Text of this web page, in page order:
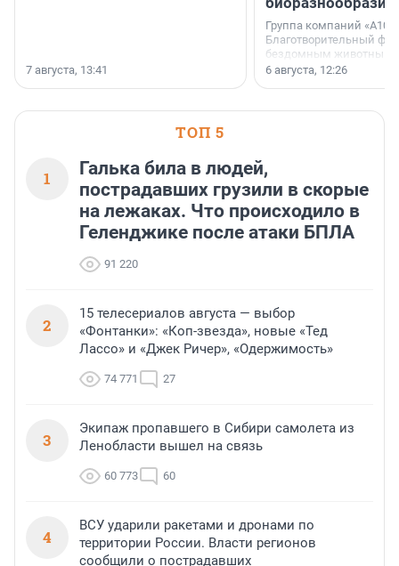
7 августа, 13:41
Группа компаний
Благотворительный
бездомным животным
заключили соглашение
6 августа, 12:26
ТОП 5
1
Галька била в людей,
пострадавших грузили в скорые
на лежаках. Что происходило в
Геленджике после атаки БПЛА
91 220
2
15 телесериалов августа — выбор
«Фонтанки»: «Коп-звезда», новые «Тед
Лассо» и «Джек Ричер», «Одержимость»
74 771 27
3
Экипаж пропавшего в Сибири самолета из
Ленобласти вышел на связь
60 773 60
4
ВСУ ударили ракетами и дронами по
территории России. Власти регионов
сообщили о пострадавших